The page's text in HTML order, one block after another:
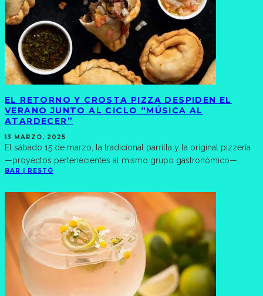
EL RETORNO Y CROSTA PIZZA DESPIDEN EL
VERANO JUNTO AL CICLO “MÚSICA AL
ATARDECER”
13 MARZO, 2025
El sábado 15 de marzo, la tradicional parrilla y la original pizzería
—proyectos pertenecientes al mismo grupo gastronómico—
BAR | RESTÓ